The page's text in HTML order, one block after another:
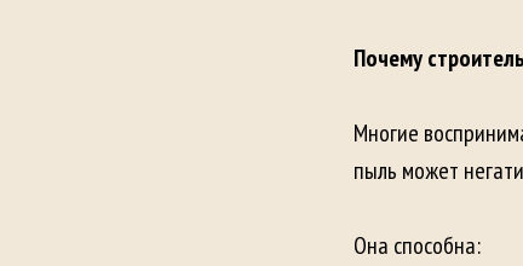
Почему
Многие
пыль может
Она способна: